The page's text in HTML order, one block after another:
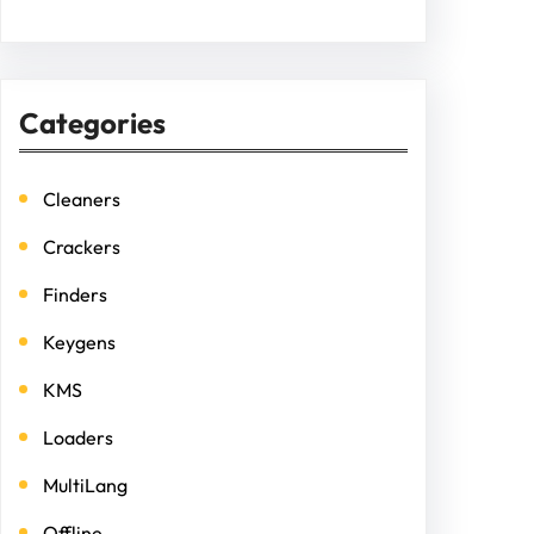
Categories
Cleaners
Crackers
Finders
Keygens
KMS
Loaders
MultiLang